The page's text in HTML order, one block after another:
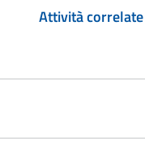
Attività correlate